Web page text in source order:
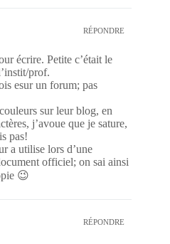
RÉPONDRE
écrire. Petite c’était le
prof.
esur un forum; pas
sur leur blog, en
j’avoue que je sature,
pas!
a utilise lors d’une
officiel; on sai ainsi
😉
RÉPONDRE